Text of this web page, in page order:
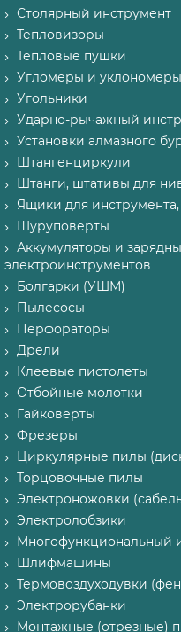
Столярный инструмент
Тепловизоры
Тепловые пушки
Угломеры и уклономеры
Угольники
Ударно-рычажный
Установки алмазного
Штангенциркули
Штанги, штативы для
Ящики для
Шуруповерты
Аккумуляторы и
электроинструментов
Болгарки (УШМ)
Пылесосы
Перфораторы
Дрели
Клеевые пистолеты
Отбойные молотки
Гайковерты
Фрезеры
Циркулярные пилы
Торцовочные пилы
Электроножовки
Электролобзики
Многофункциональный
Шлифмашины
Термовоздуходувки
Электрорубанки
Монтажные (отрезные)